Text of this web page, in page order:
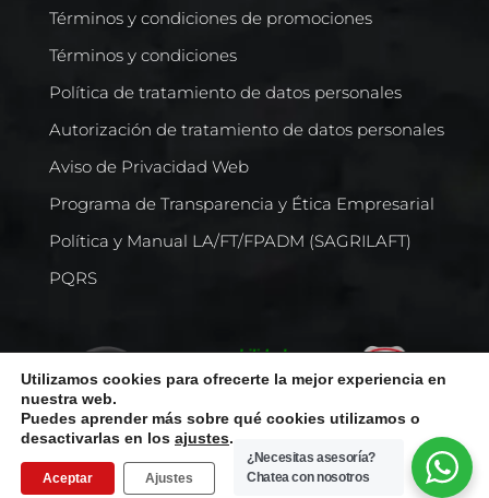
Términos y condiciones de promociones
Términos y condiciones
Política de tratamiento de datos personales
Autorización de tratamiento de datos personales
Aviso de Privacidad Web
Programa de Transparencia y Ética Empresarial
Política y Manual LA/FT/FPADM (SAGRILAFT)
PQRS
Todos los derechos reservados © Comercializadora Internacional
Utilizamos cookies para ofrecerte la mejor experiencia en
nuestra web.
Puedes aprender más sobre qué cookies utilizamos o
desactivarlas en los ajustes.
Aceptar Ajustes
¿Necesitas asesoría?
Chatea con nosotros